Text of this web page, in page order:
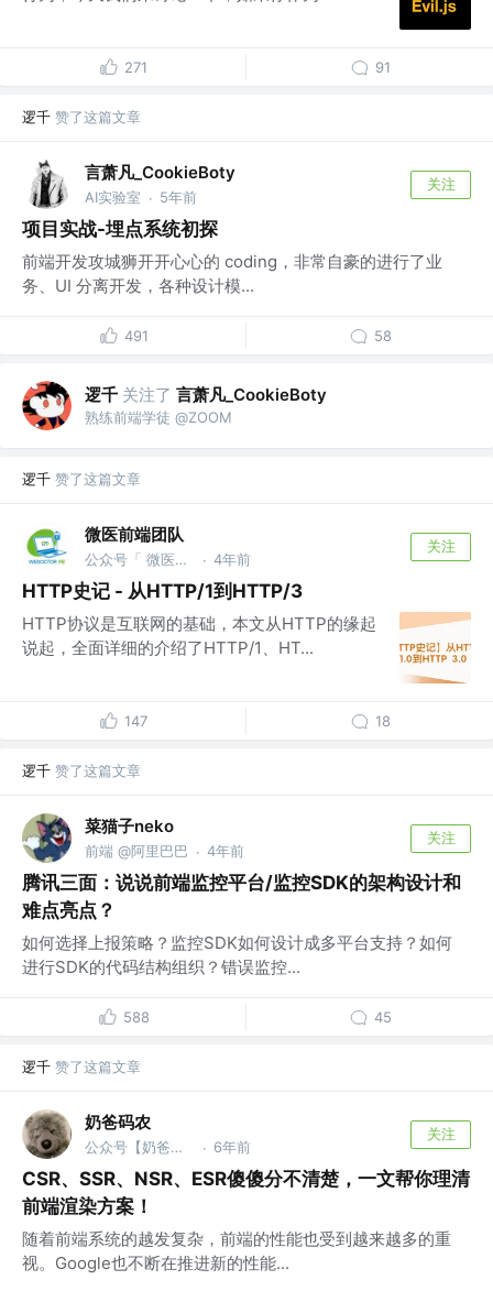
271 91
逻千 赞了这篇文章
言萧凡_CookieBoty
AI实验室 · 5年前
关注
项目实战-埋点系统初探
前端开发攻城狮开开心心的 coding，非常自豪的进行了业
务、UI 分离开发，各种设计模...
491 58
逻千 关注了 言萧凡_CookieBoty
熟练前端学徒 @ZOOM
逻千 赞了这篇文章
微医前端团队
公众号「 微医大前端技术 」 · 4年前
关注
HTTP史记 - 从HTTP/1到HTTP/3
HTTP协议是互联网的基础，本文从HTTP的缘起
说起，全面详细的介绍了HTTP/1、HT...
147 18
逻千 赞了这篇文章
菜猫子neko
前端 @阿里巴巴 · 4年前
关注
腾讯三面：说说前端监控平台/监控SDK的架构设计和
难点亮点？
如何选择上报策略？监控SDK如何设计成多平台支持？如何
进行SDK的代码结构组织？错误监控...
588 45
逻千 赞了这篇文章
奶爸码农
公众号【奶爸码农】 @美团 · 6年前
关注
CSR、SSR、NSR、ESR傻傻分不清楚，一文帮你理清
前端渲染方案！
随着前端系统的越发复杂，前端的性能也受到越来越多的重
视。Google也不断在推进新的性能...